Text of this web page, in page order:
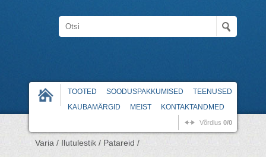
TOOTED SOODUSPAKKUMISED
TEENUSED
KAUBAMÄRGID
MEIST KONTAKTANDMED
Võrdlus 0/0
Varia / Ilutulestik / Patareid /